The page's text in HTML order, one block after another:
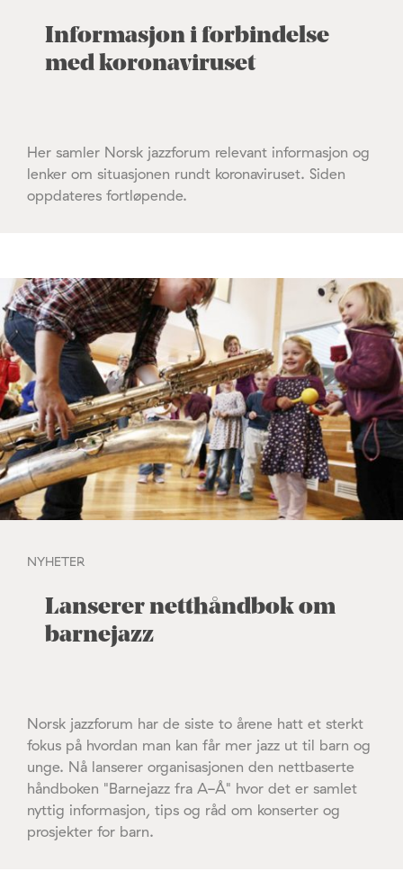
Informasjon i forbindelse
med koronaviruset
Her samler Norsk jazzforum relevant informasjon og
lenker om situasjonen rundt koronaviruset. Siden
oppdateres fortløpende.
NYHETER
Lanserer netthåndbok om
barnejazz
Norsk jazzforum har de siste to årene hatt et sterkt
fokus på hvordan man kan får mer jazz ut til barn og
unge. Nå lanserer organisasjonen den nettbaserte
håndboken "Barnejazz fra A-Å" hvor det er samlet
nyttig informasjon, tips og råd om konserter og
prosjekter for barn.